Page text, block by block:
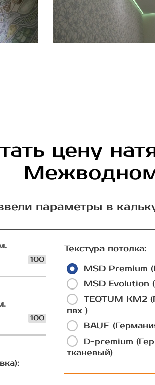
цену
параметры в
100
100
Текстура потолка:
MSD Premium
MSD Evolution
TEQTUM КМ2
пвх )
BAUF
D-premium
тканевый)